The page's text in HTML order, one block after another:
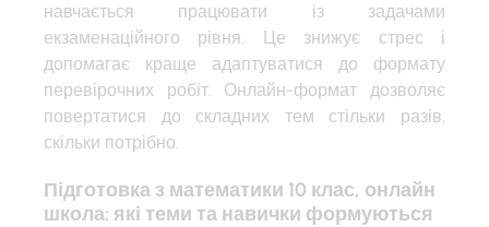
навчається працювати із задачами
екзаменаційного рівня. Це знижує стрес і
допомагає краще адаптуватися до формату
перевірочних робіт. Онлайн-формат дозволяє
повертатися до складних тем стільки разів,
скільки потрібно.
Підготовка з математики 10 клас, онлайн
школа: які теми та навички формуються